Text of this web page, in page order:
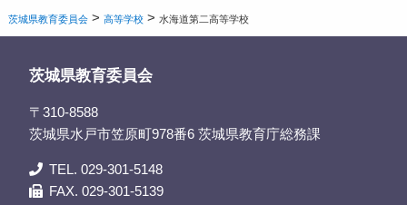
茨城県教育委員会 >高等学校 >水海道第二高等学校
茨城県教育委員会
〒310-8588
茨城県水戸市笠原町978番6 茨城県教育庁総務課
TEL. 029-301-5148
FAX. 029-301-5139